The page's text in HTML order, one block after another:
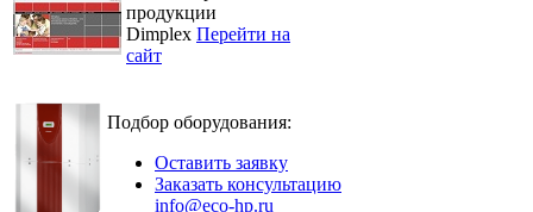
продукции
Dimplex Перейти на
сайт
Подбор оборудования:
Оставить заявку
Заказать консультацию
info@eco-hp.ru